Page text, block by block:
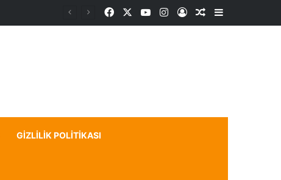
FacebookYouTubeInstagram
Kayıt OlRastgele Makale
Kenar
GIZLILIK POLITIKASI